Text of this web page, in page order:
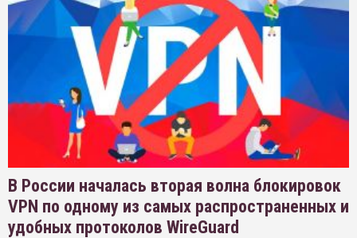
В России началась вторая волна блокировок
VPN по одному из самых распространенных и
удобных протоколов WireGuard